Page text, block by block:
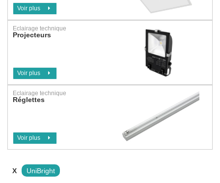
Voir plus
Eclairage technique
Projecteurs
Voir plus
Eclairage technique
Réglettes
Voir plus
X UniBright